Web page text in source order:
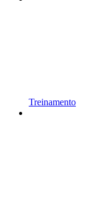
Treinamento